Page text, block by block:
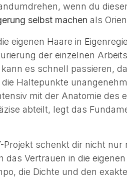
wenn du
selbst machen als
eigenen Haare in
der einzelnen
es schnell passieren,
Haltepunkte
mit der Anatomie des
abteilt, legt das
Projekt schenkt dir nicht
das Vertrauen in die
die Dichte und den